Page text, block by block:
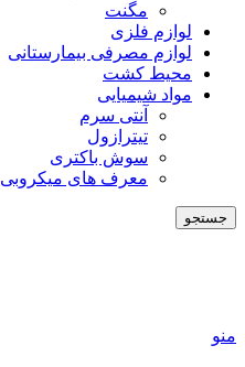
مگنت
لوازم فلزی
لوازم مصرفی بیمارستانی
محیط کشت
مواد شیمیایی
آنتی سرم
تیترازول
سوش باکتری
معرف های میکروبی
جستجو
منو